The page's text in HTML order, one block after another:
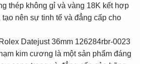
thép không gỉ và vàng 18K kết hợp
nên sự tinh tế và đẳng cấp cho
Datejust 36mm 126284rbr-0023
kim cương là một sản phẩm đáng